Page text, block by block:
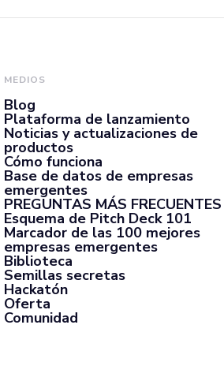
MEDIOS
Blog
Plataforma de lanzamiento
Noticias y actualizaciones de
productos
Cómo funciona
Base de datos de empresas
emergentes
PREGUNTAS MÁS FRECUENTES
Esquema de Pitch Deck 101
Marcador de las 100 mejores
empresas emergentes
Biblioteca
Semillas secretas
Hackatón
Oferta
Comunidad